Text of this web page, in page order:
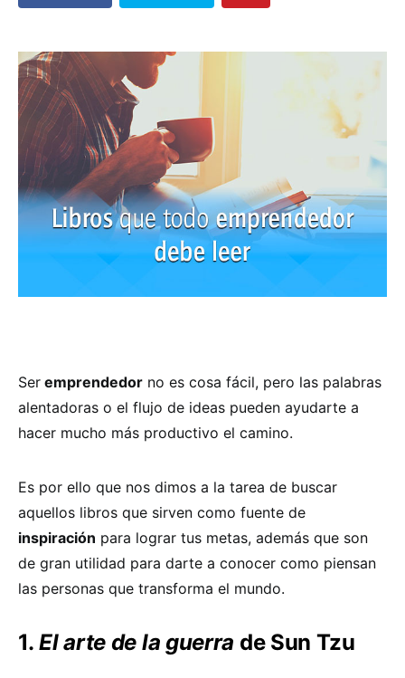
Ser emprendedor no es cosa fácil, pero las palabras
alentadoras o el flujo de ideas pueden ayudarte a
hacer mucho más productivo el camino.
Es por ello que nos dimos a la tarea de buscar
aquellos libros que sirven como fuente de
inspiración para lograr tus metas, además que son
de gran utilidad para darte a conocer como piensan
las personas que transforma el mundo.
1. El arte de la guerra de Sun Tzu